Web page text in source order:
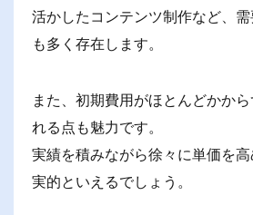
活かしたコンテンツ制作など、
も多く存在します。
また、初期費用がほとんどかか
れる点も魅力です。
実績を積みながら徐々に単価を
実的といえるでしょう。